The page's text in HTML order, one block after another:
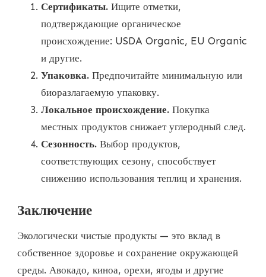
Сертификаты. Ищите отметки,
подтверждающие органическое
происхождение: USDA Organic, EU Organic
и другие.
Упаковка. Предпочитайте минимальную или
биоразлагаемую упаковку.
Локальное происхождение. Покупка
местных продуктов снижает углеродный след.
Сезонность. Выбор продуктов,
соответствующих сезону, способствует
снижению использования теплиц и хранения.
Заключение
Экологически чистые продукты — это вклад в
собственное здоровье и сохранение окружающей
среды. Авокадо, киноа, орехи, ягоды и другие